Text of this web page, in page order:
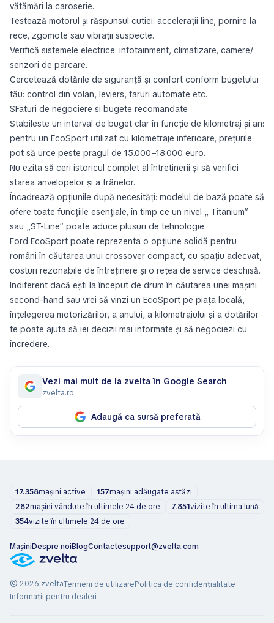
vătămări la caroserie.
Testează motorul și răspunsul cutiei: accelerații line, pornire la
rece, zgomote sau vibrații suspecte.
Verifică sistemele electrice: infotainment, climatizare, camere/
senzori de parcare.
Cercetează dotările de siguranță și confort conform bugetului
tău: control din volan, leviers, faruri automate etc.
SFaturi de negociere si bugete recomandate
Stabileste un interval de buget clar în funcție de kilometraj și an:
pentru un EcoSport utilizat cu kilometraje inferioare, prețurile
pot să urce peste pragul de 15.000–18.000 euro.
Nu ezita să ceri istoricul complet al întretinerii și să verifici
starea anvelopelor și a frânelor.
Încadrează opțiunile după necesități: modelul de bază poate să
ofere toate funcțiile esențiale, în timp ce un nivel „ Titanium”
sau „ST-Line” poate aduce plusuri de tehnologie.
Ford EcoSport poate reprezenta o opțiune solidă pentru
români în căutarea unui crossover compact, cu spațiu adecvat,
costuri rezonabile de întreținere și o rețea de service deschisă.
Indiferent dacă ești la început de drum în căutarea unei mașini
second-hand sau vrei să vinzi un EcoSport pe piața locală,
înțelegerea motorizărilor, a anului, a kilometrajului și a dotărilor
te poate ajuta să iei decizii mai informate și să negociezi cu
încredere.
Vezi mai mult de la zvelta în Google Search
zvelta.ro
Adaugă ca sursă preferată
17.358mașini active 157mașini adăugate astăzi
282mașini vândute în ultimele 24 de ore 7.851vizite în ultima lună
354vizite în ultimele 24 de ore
MașiniDespre noiBlogContactesupport@zvelta.com
© 2026 zveltaTermeni de utilizarePolitica de confidențialitate
Informații pentru dealeri